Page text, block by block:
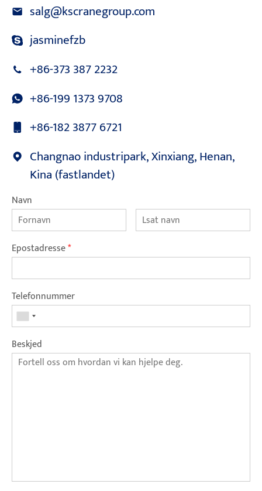
salg@kscranegroup.com
jasminefzb
+86-373 387 2232
+86-199 1373 9708
+86-182 3877 6721
Changnao industripark, Xinxiang, Henan,
Kina (fastlandet)
Navn
Epostadresse*
Telefonnummer
Beskjed